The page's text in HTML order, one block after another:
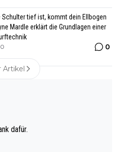
Schulter tief ist, kommt dein Ellbogen
Mardle erklärt die Grundlagen einer
0
Artikel
dafür.